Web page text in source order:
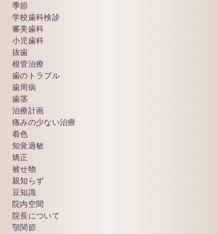
季節
学校歯科検診
審美歯科
小児歯科
抜歯
根管治療
歯のトラブル
歯周病
歯茎
治療計画
痛みの少ない治療
着色
知覚過敏
矯正
被せ物
親知らず
豆知識
院内空間
院長について
顎関節